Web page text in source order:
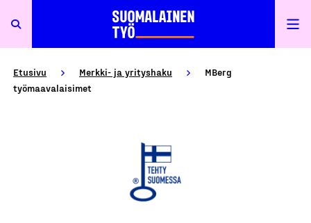
Etusivu Merkki- ja yrityshaku
MBerg
työmaavalaisimet